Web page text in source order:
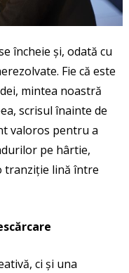
încheie și, odată cu
Fie că este
mintea noastră
scrisul înainte de
valoros pentru a
pe hârtie,
tranziție lină între
ci și una